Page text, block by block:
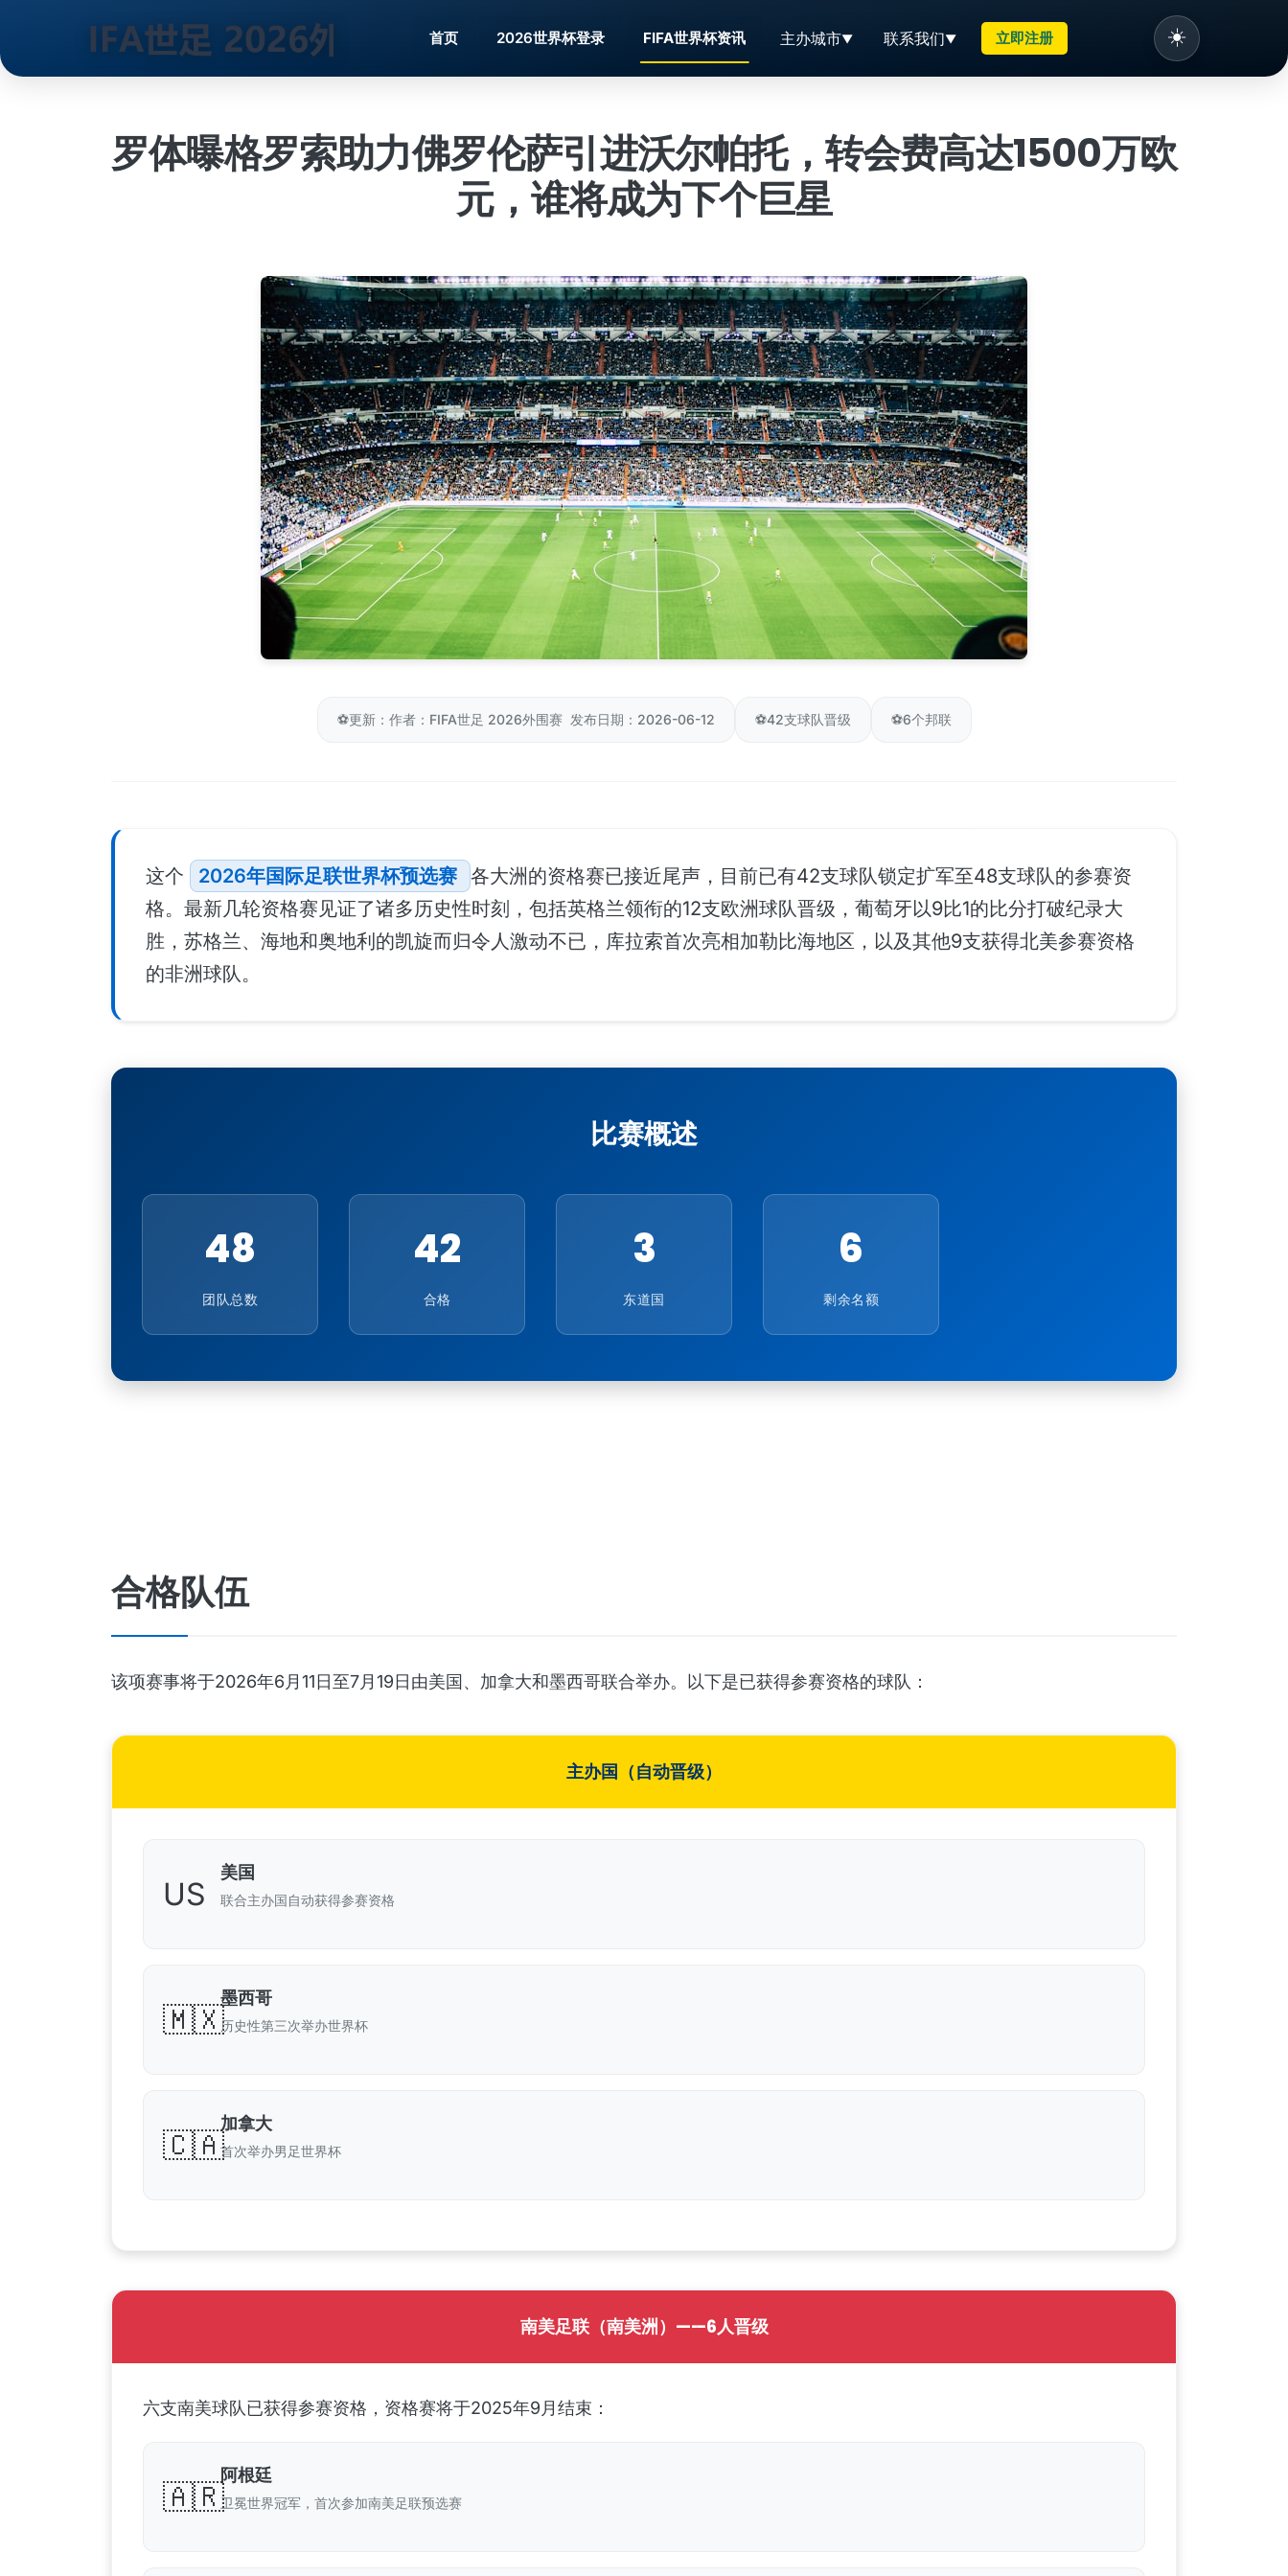
跳
首页 2026世界杯登录 FIFA世界杯资讯 主办城市 联系我们 立即注册 ☀️
罗体曝格罗索助力佛罗伦萨引进沃尔帕托，转会费高达1500万欧
元，谁将成为下个巨星
⚽更新：作者：FIFA世足 2026外围赛 发布日期：2026-06-12 ⚽42支球队晋级 ⚽6个邦联
这个 2026年国际足联世界杯预选赛 各大洲的资格赛已接近尾声，目前已有42支球队锁定扩军至48支球队的参赛资
格。最新几轮资格赛见证了诸多历史性时刻，包括英格兰领衔的12支欧洲球队晋级，葡萄牙以9比1的比分打破纪录大
胜，苏格兰、海地和奥地利的凯旋而归令人激动不已，库拉索首次亮相加勒比海地区，以及其他9支获得北美参赛资格
的非洲球队。
比赛概述
48
团队总数
42
合格
3
东道国
6
剩余名额
合格队伍
该项赛事将于2026年6月11日至7月19日由美国、加拿大和墨西哥联合举办。以下是已获得参赛资格的球队：
主办国（自动晋级）
US
美国
联合主办国自动获得参赛资格
🇲🇽
墨西哥
历史性第三次举办世界杯
🇨🇦
加拿大
首次举办男足世界杯
南美足联（南美洲）——6人晋级
六支南美球队已获得参赛资格，资格赛将于2025年9月结束：
🇦🇷
阿根廷
卫冕世界冠军，首次参加南美足联预选赛